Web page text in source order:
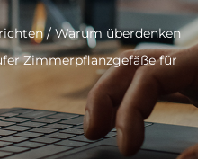
/Warum überdenken
Zimmerpflanzgefäße für